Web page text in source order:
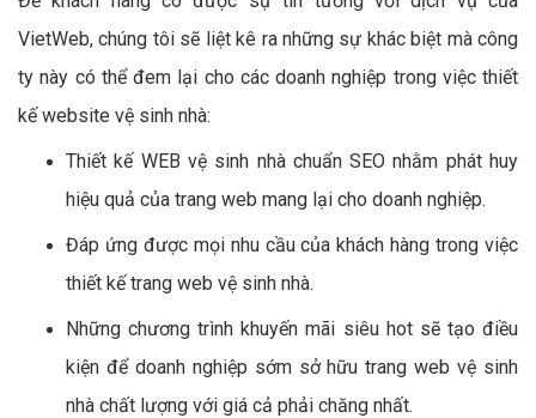
VietWeb, chúng tôi sẽ liệt kê ra những sự khác biệt mà công
ty này có thể đem lại cho các doanh nghiệp trong việc thiết
kế website vệ sinh nhà:
Thiết kế WEB vệ sinh nhà chuẩn SEO nhằm phát huy
hiệu quả của trang web mang lại cho doanh nghiệp.
Đáp ứng được mọi nhu cầu của khách hàng trong việc
thiết kế trang web vệ sinh nhà.
Những chương trình khuyến mãi siêu hot sẽ tạo điều
kiện để doanh nghiệp sớm sở hữu trang web vệ sinh
nhà chất lượng với giá cả phải chăng nhất.